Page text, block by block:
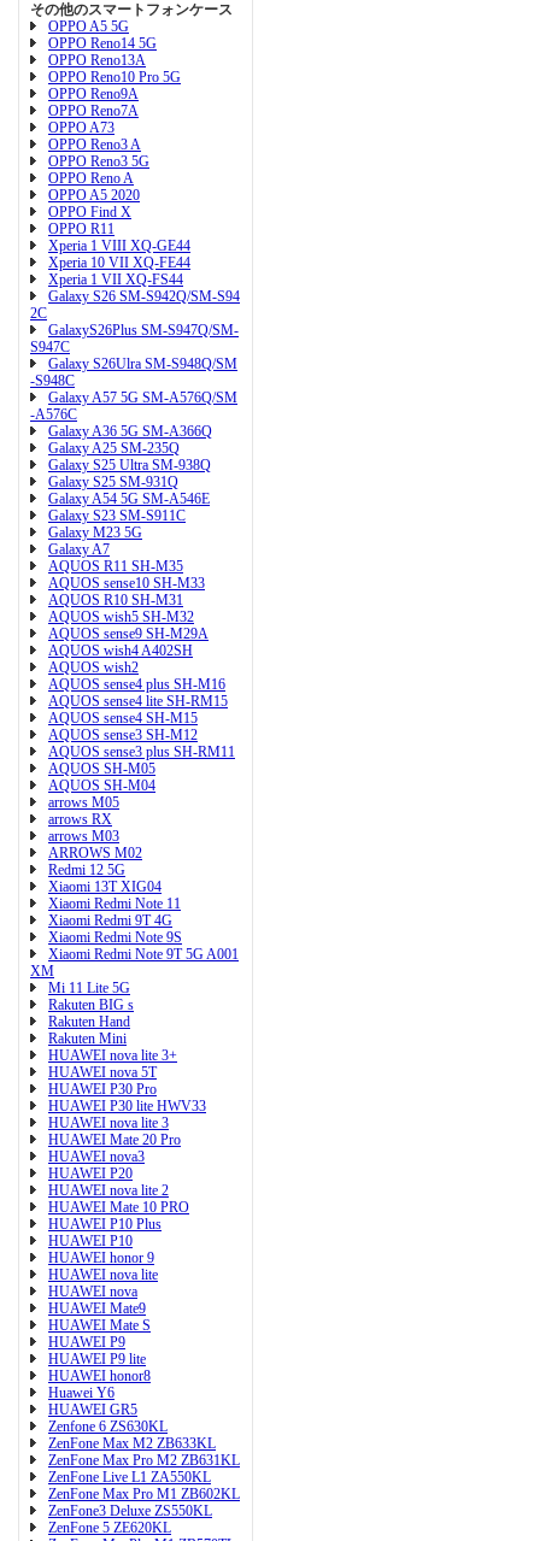
その他のスマートフォンケース
OPPO A5 5G
OPPO Reno14 5G
OPPO Reno13A
OPPO Reno10 Pro 5G
OPPO Reno9A
OPPO Reno7A
OPPO A73
OPPO Reno3 A
OPPO Reno3 5G
OPPO Reno A
OPPO A5 2020
OPPO Find X
OPPO R11
Xperia 1 VIII XQ-GE44
Xperia 10 VII XQ-FE44
Xperia 1 VII XQ-FS44
Galaxy S26 SM-S942Q/SM-S94
2C
GalaxyS26Plus SM-S947Q/SM-
S947C
Galaxy S26Ulra SM-S948Q/SM
-S948C
Galaxy A57 5G SM-A576Q/SM
-A576C
Galaxy A36 5G SM-A366Q
Galaxy A25 SM-235Q
Galaxy S25 Ultra SM-938Q
Galaxy S25 SM-931Q
Galaxy A54 5G SM-A546E
Galaxy S23 SM-S911C
Galaxy M23 5G
Galaxy A7
AQUOS R11 SH-M35
AQUOS sense10 SH-M33
AQUOS R10 SH-M31
AQUOS wish5 SH-M32
AQUOS sense9 SH-M29A
AQUOS wish4 A402SH
AQUOS wish2
AQUOS sense4 plus SH-M16
AQUOS sense4 lite SH-RM15
AQUOS sense4 SH-M15
AQUOS sense3 SH-M12
AQUOS sense3 plus SH-RM11
AQUOS SH-M05
AQUOS SH-M04
arrows M05
arrows RX
arrows M03
ARROWS M02
Redmi 12 5G
Xiaomi 13T XIG04
Xiaomi Redmi Note 11
Xiaomi Redmi 9T 4G
Xiaomi Redmi Note 9S
Xiaomi Redmi Note 9T 5G A001
XM
Mi 11 Lite 5G
Rakuten BIG s
Rakuten Hand
Rakuten Mini
HUAWEI nova lite 3+
HUAWEI nova 5T
HUAWEI P30 Pro
HUAWEI P30 lite HWV33
HUAWEI nova lite 3
HUAWEI Mate 20 Pro
HUAWEI nova3
HUAWEI P20
HUAWEI nova lite 2
HUAWEI Mate 10 PRO
HUAWEI P10 Plus
HUAWEI P10
HUAWEI honor 9
HUAWEI nova lite
HUAWEI nova
HUAWEI Mate9
HUAWEI Mate S
HUAWEI P9
HUAWEI P9 lite
HUAWEI honor8
Huawei Y6
HUAWEI GR5
Zenfone 6 ZS630KL
ZenFone Max M2 ZB633KL
ZenFone Max Pro M2 ZB631KL
ZenFone Live L1 ZA550KL
ZenFone Max Pro M1 ZB602KL
ZenFone3 Deluxe ZS550KL
ZenFone 5 ZE620KL